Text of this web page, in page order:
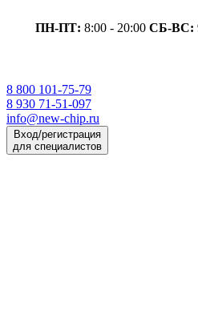
ПН-ПТ: 8:00 - 20:00 СБ-ВС:
8 800 101-75-79
8 930 71-51-097
info@new-chip.ru
Вход/регистрация
для специалистов